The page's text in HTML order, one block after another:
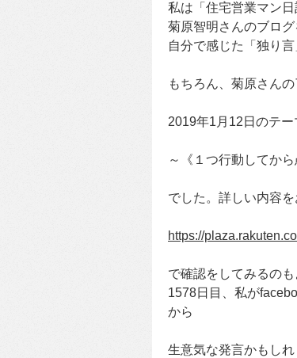
私は「住宅営業マン
菊原智明さんのブロ
自分で感じた「独り
もちろん、菊原さん
2019年1月12日のテー
～《１つ行動してか
でした。詳しい内容
https://
で確認をしてみるの
1578日目、私が
から
生意気な発言かもしれ